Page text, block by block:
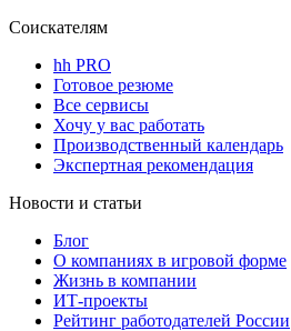
Соискателям
hh PRO
Готовое резюме
Все сервисы
Хочу у вас работать
Производственный календарь
Экспертная рекомендация
Новости и статьи
Блог
О компаниях в игровой форме
Жизнь в компании
ИТ-проекты
Рейтинг работодателей России